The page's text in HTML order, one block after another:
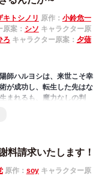
キトシノリ 原作： 小鈴危一
案： シソ キャラクター原
ろ キャラクター原案： 夕薙
師ハルヨシは、来世こそ幸
が成功し、転生した先はな
まれるも、魔力なしの判
下にも及ばなくて……あ
陽術と従えたあまたの妖怪
料請求いたします！
原作： soyキャラクター原